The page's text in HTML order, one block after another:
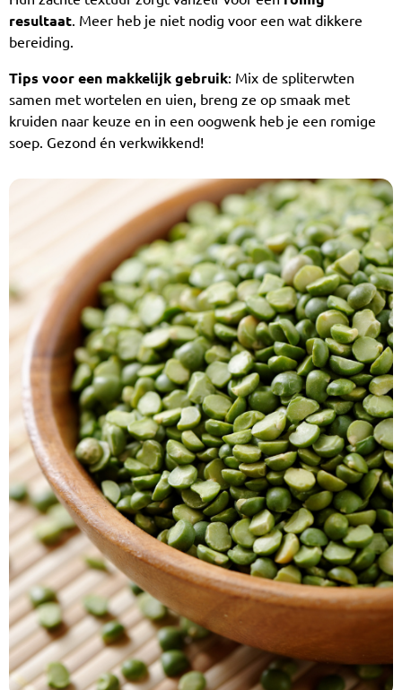
resultaat. Meer heb je niet nodig voor een wat dikkere
bereiding.
Tips voor een makkelijk gebruik: Mix de spliterwten
samen met wortelen en uien, breng ze op smaak met
kruiden naar keuze en in een oogwenk heb je een romige
soep. Gezond én verkwikkend!